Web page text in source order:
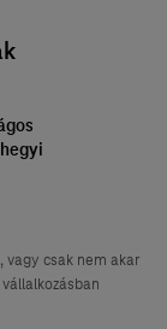
vagy csak nem akar